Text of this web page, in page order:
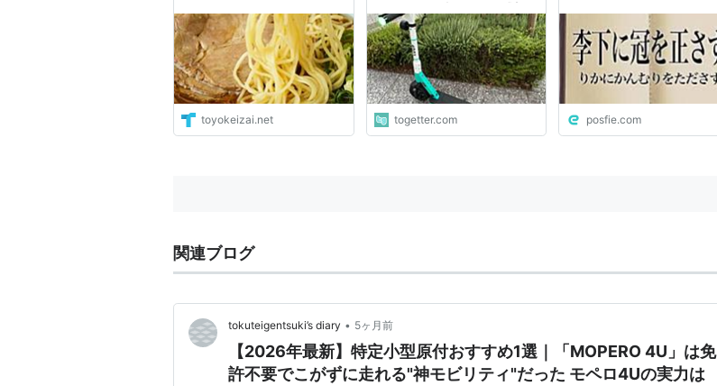
toyokeizai.net
近年稀に見る美しいTwitter
構文だった
togetter.com posfie.com
関連ブログ
tokuteigentsuki’s diary • 5ヶ月前
【2026年最新】特定小型原付おすすめ1選｜「MOPERO 4U」は免
許不要でこがずに走れる"神モビリティ"だった モペロ4Uの実力は